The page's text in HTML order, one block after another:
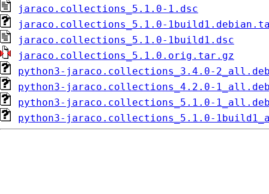
jaraco.collections_5.1.0-1.dsc
jaraco.collections_5.1.0-
jaraco.collections_5.1.0-1build1.dsc
jaraco.collections_5.1.0.orig.tar.gz
python3-jaraco.collections_3.4.0-
python3-jaraco.collections_4.2.0-
python3-jaraco.collections_5.1.0-
python3-jaraco.collections_5.1.0-